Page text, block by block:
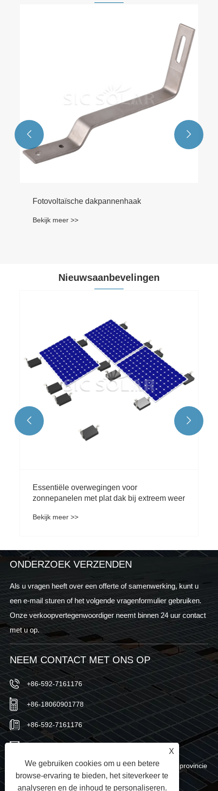
Fotovoltaïsche dakpannenhaak
Bekijk meer >>
 
Nieuwsaanbevelingen
Essentiële overwegingen voor
zonnepanelen met plat dak bij extreem weer
Bekijk meer >>
 
ONDERZOEK VERZENDEN
Als u vragen heeft over een offerte of samenwerking, kunt u
een e-mail sturen of het volgende vragenformulier gebruiken.
Onze verkoopvertegenwoordiger neemt binnen 24 uur contact
met u op.
NEEM CONTACT MET ONS OP
+86-592-7161176
+86-18060901778
+86-592-7161176
sales@sic-solar.com
No.766 Qishan North Road, Huli-district, Xiamen, provincie
X
We gebruiken cookies om u een betere
browse-ervaring te bieden, het siteverkeer te
analyseren en de inhoud te personaliseren.